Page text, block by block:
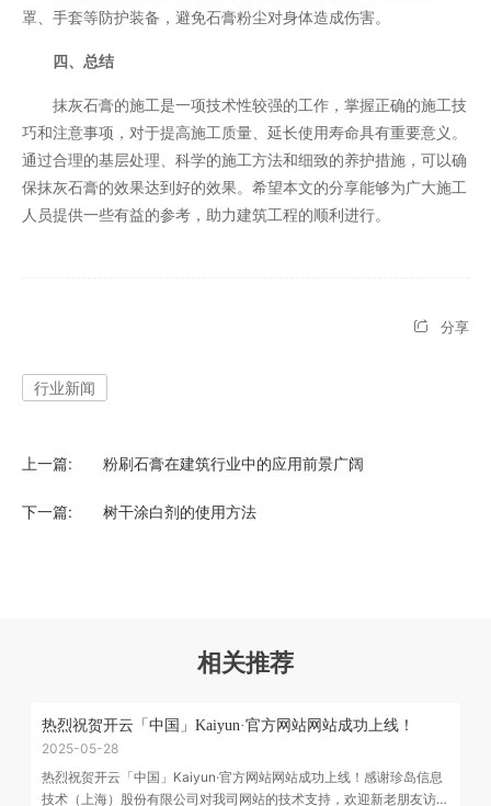
罩、手套等防护装备，避免石膏粉尘对身体造成伤害。
四、总结
抹灰石膏的施工是一项技术性较强的工作，掌握正确的施工技
巧和注意事项，对于提高施工质量、延长使用寿命具有重要意义。
通过合理的基层处理、科学的施工方法和细致的养护措施，可以确
保抹灰石膏的效果达到好的效果。希望本文的分享能够为广大施工
人员提供一些有益的参考，助力建筑工程的顺利进行。
分享
行业新闻
上一篇: 粉刷石膏在建筑行业中的应用前景广阔
下一篇: 树干涂白剂的使用方法
相关推荐
热烈祝贺开云「中国」Kaiyun·官方网站网站成功上线！
2025-05-28
热烈祝贺开云「中国」Kaiyun·官方网站网站成功上线！感谢珍岛信息
技术（上海）股份有限公司对我司网站的技术支持，欢迎新老朋友访